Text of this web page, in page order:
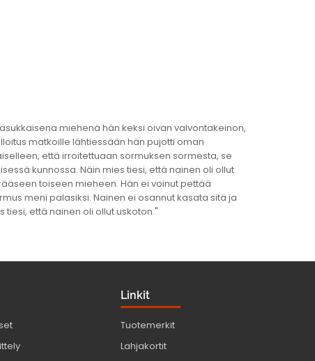
miehenä hän keksi oivan valvontakeinon,
matkoille lähtiessään hän pujotti oman
että irroitettuaan sormuksen sormesta, se
kunnossa. Näin mies tiesi, että nainen oli ollut
toiseen mieheen. Hän ei voinut pettää
meni palasiksi. Nainen ei osannut kasata sitä ja
että nainen oli ollut uskoton."
Linkit
Tuotemerkit
Lahjakortit